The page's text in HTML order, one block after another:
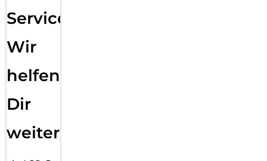
Service:
Wir
helfen
Dir
weiter